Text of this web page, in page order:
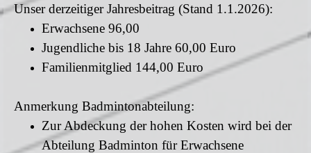
Unser derzeitiger Jahresbeitrag (Stand 1.1.2026):
Erwachsene 96,00
Jugendliche bis 18 Jahre 60,00 Euro
Familienmitglied 144,00 Euro
Anmerkung Badmintonabteilung:
Zur Abdeckung der hohen Kosten wird bei der
Abteilung Badminton für Erwachsene